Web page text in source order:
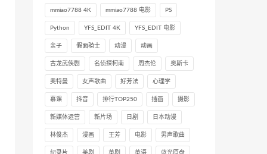
mmiao7788 4K mmiao7788 电影 PS
Python YFS_EDIT 4K YFS_EDIT 电影
亲子 假面骑士 动漫 动画
古龙武侠剧 名侦探柯南 周杰伦 奥斯卡
奥特曼 女声歌曲 好芳法 心理学
慕课 抖音 排行TOP250 插画 摄影
新媒体运营 新片场 日剧 日本动漫
林俊杰 漫画 王芳 电影 男声歌曲
纪录片 美剧 英剧 英语 蓝光原盘